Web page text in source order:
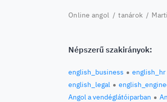
Online angol /tanárok /
Népszerű szakirányok:
english_business english_hr
english_legal
Angol a vendéglátóiparban